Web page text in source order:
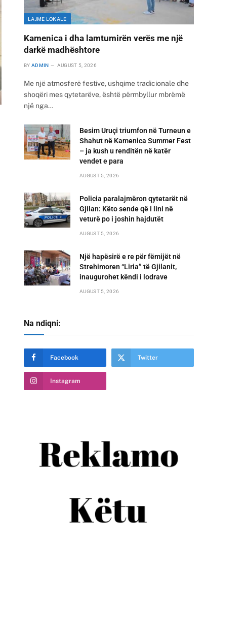
LAJME LOKALE
Kamenica i dha lamtumirën verës me një
darkë madhështore
BY ADMIN AUGUST 5, 2026
Me një atmosferë festive, ushqime tradicionale dhe
shoqëri mes qytetarëve, është përmbyllur mbrëmë
një nga…
Besim Uruçi triumfon në Turneun e
Shahut në Kamenica Summer Fest
– ja kush u renditën në katër
vendet e para
AUGUST 5, 2026
Policia paralajmëron qytetarët në
Gjilan: Këto sende që i lini në
veturë po i joshin hajdutët
AUGUST 5, 2026
Një hapësirë e re për fëmijët në
Strehimoren “Liria” të Gjilanit,
inaugurohet këndi i lodrave
AUGUST 5, 2026
Na ndiqni:
Facebook Twitter
Instagram